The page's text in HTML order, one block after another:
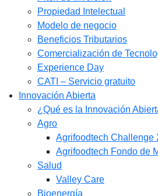
Propiedad Intelectual
Modelo de negocio
Beneficios Tributarios
Comercialización de
Experience Day
CATI – Servicio gratuito
Innovación Abierta
¿Qué es la Innovación
Agro
Agrifoodtech Challenge
Agrifoodtech Fondo de
Salud
Valley Care
Bioenergía